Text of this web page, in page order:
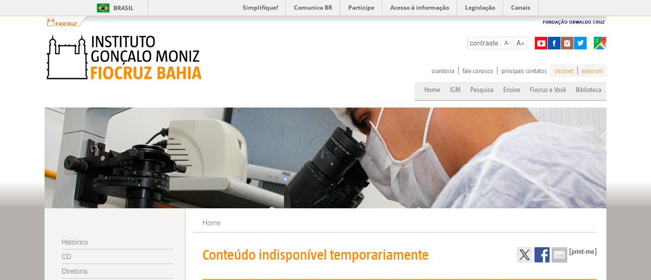
BRASIL Simplifique! Comunica BR Participe Acesso à informação Legislação Canais
contraste A- A+
ouvidoria fale conosco principais contatos intranet webmail
Home IGM Pesquisa Ensino Fiocruz e Você Biblioteca
Histórico
CD
Diretoria
Home
Conteúdo indisponível temporariamente [print-me]